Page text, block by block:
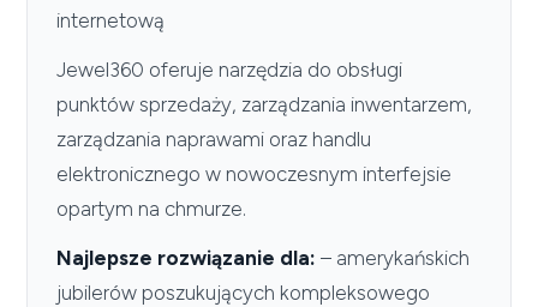
internetową
Jewel360 oferuje narzędzia do obsługi
punktów sprzedaży, zarządzania inwentarzem,
zarządzania naprawami oraz handlu
elektronicznego w nowoczesnym interfejsie
opartym na chmurze.
Najlepsze rozwiązanie dla:– amerykańskich
jubilerów poszukujących kompleksowego